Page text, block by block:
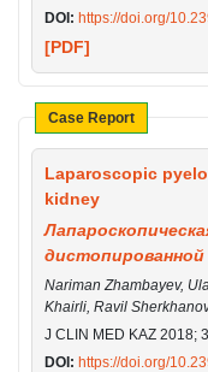
DOI: https://doi.org/
[PDF]
Case Report
Laparoscopic
kidney
дистопированной
Nariman Zhambayev,
Khairli, Ravil
J CLIN MED KAZ 2018;
DOI: https://doi.org/